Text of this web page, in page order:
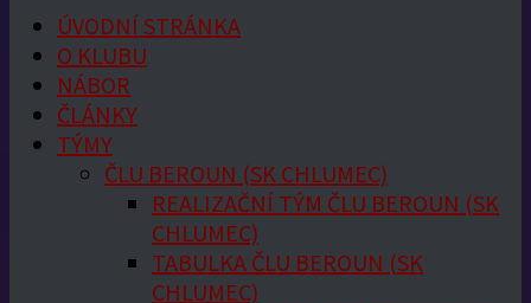
ÚVODNÍ STRÁNKA
O KLUBU
NÁBOR
ČLÁNKY
TÝMY
ČLU BEROUN (SK CHLUMEC)
REALIZAČNÍ TÝM ČLU BEROUN (SK
CHLUMEC)
TABULKA ČLU BEROUN (SK
CHLUMEC)